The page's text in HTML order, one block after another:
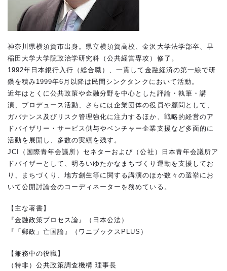
神奈川県横須賀市出身。県立横須賀高校、金沢大学法学部卒、早
稲田大学大学院政治学研究科（公共経営専攻）修了。
1992年日本銀行入行（総合職）、一貫して金融経済の第一線で研
鑽を積み1999年6月以降は民間シンクタンクにおいて活動。
近年はとくに公共政策や金融分野を中心とした評論・執筆・講
演、プロデュース活動、さらには企業団体の役員や顧問として、
ガバナンス及びリスク管理強化に注力するほか、戦略的経営のア
ドバイザリー・サービス供与やベンチャー企業支援など多面的に
活動を展開し、多数の実績を残す。
JCI（国際青年会議所）セネターおよび（公社）日本青年会議所ア
ドバイザーとして、明るいゆたかなまちづくり運動を支援してお
り、まちづくり、地方創生等に関する講演のほか数々の選挙にお
いて公開討論会のコーディネーターを務めている。
【主な著書】
『金融政策プロセス論』（日本公法）
『「郵政」亡国論』（ワニブックスPLUS）
【兼務中の役職】
（特非）公共政策調査機構 理事長